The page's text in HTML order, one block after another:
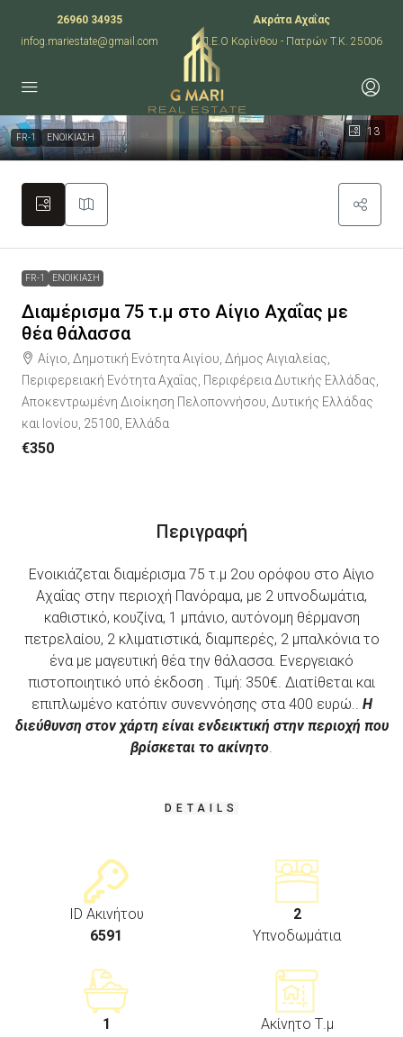
26960 34935
infog.mariestate@gmail.com
Ακράτα Αχαΐας
Π.Ε.Ο Κορίνθου - Πατρών T.K. 25006
13
FR-1 ΕΝΟΙΚΙΑΣΗ
FR-1 ΕΝΟΙΚΙΑΣΗ
Διαμέρισμα 75 τ.μ στο Αίγιο Αχαΐας με
θέα θάλασσα
Αίγιο, Δημοτική Ενότητα Αιγίου, Δήμος Αιγιαλείας,
Περιφερειακή Ενότητα Αχαΐας, Περιφέρεια Δυτικής Ελλάδας,
Αποκεντρωμένη Διοίκηση Πελοποννήσου, Δυτικής Ελλάδας
και Ιονίου, 25100, Ελλάδα
€350
Περιγραφή
Ενοικιάζεται διαμέρισμα 75 τ.μ 2ου ορόφου στο Αίγιο
Αχαΐας στην περιοχή Πανόραμα, με 2 υπνοδωμάτια,
καθιστικό, κουζίνα, 1 μπάνιο, αυτόνομη θέρμανση
πετρελαίου, 2 κλιματιστικά, διαμπερές, 2 μπαλκόνια το
ένα με μαγευτική θέα την θάλασσα. Ενεργειακό
πιστοποιητικό υπό έκδοση . Τιμή: 350€. Διατίθεται και
επιπλωμένο κατόπιν συνεννόησης στα 400 ευρώ.. Η
διεύθυνση στον χάρτη είναι ενδεικτική στην περιοχή που
βρίσκεται το ακίνητο.
DETAILS
ID Ακινήτου
6591
2
Υπνοδωμάτια
1
Ακίνητο Τ.μ